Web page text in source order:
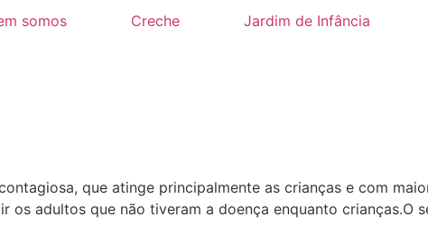
somos Creche Jardim de Infância
que atinge principalmente as crianças e com
os adultos que não tiveram a doença enquanto crianças.O